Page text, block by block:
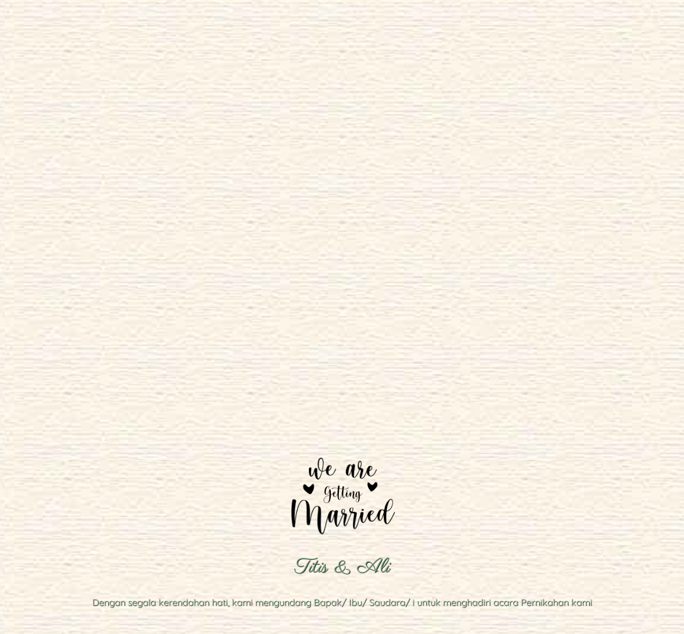
The Wedding Of
Titis & Ali
Banjarnegara
09 . 07 . 2023
0 0 0 0
Detik
Titis & Ali
Dengan segala kerendahan hati, kami mengundang Bapak/ Ibu/ Saudara/ i untuk menghadiri acara Pernikahan kami